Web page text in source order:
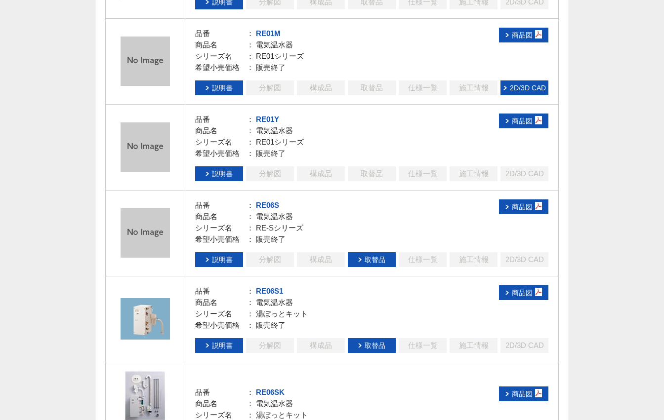
説明書 分解図 構成品 取替品 仕様一覧 施工情報 2D/3D CAD
品番 ： RE01M
商品名
： 電気温水器
シリーズ名
： RE01シリーズ
希望小売価格
： 販売終了
商品図
説明書 分解図 構成品 取替品 仕様一覧 施工情報 2D/3D CAD
品番 ： RE01Y
商品名
： 電気温水器
シリーズ名
： RE01シリーズ
希望小売価格
： 販売終了
商品図
説明書 分解図 構成品 取替品 仕様一覧 施工情報 2D/3D CAD
品番 ： RE06S
商品名
： 電気温水器
シリーズ名
： RE-Sシリーズ
希望小売価格
： 販売終了
商品図
説明書 分解図 構成品 取替品 仕様一覧 施工情報 2D/3D CAD
品番 ： RE06S1
商品名
： 電気温水器
シリーズ名
： 湯ぽっとキット
希望小売価格
： 販売終了
商品図
説明書 分解図 構成品 取替品 仕様一覧 施工情報 2D/3D CAD
品番 ： RE06SK
商品名
： 電気温水器
シリーズ名
： 湯ぽっとキット
商品図